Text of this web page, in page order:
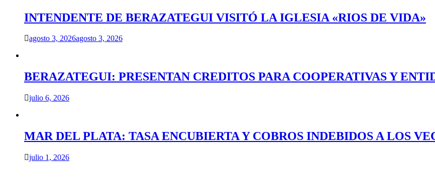
INTENDENTE DE BERAZATEGUI VISITÓ LA IGLESIA «RIOS DE VIDA»
agosto 3, 2026agosto 3, 2026
BERAZATEGUI: PRESENTAN CREDITOS PARA COOPERATIVAS Y
julio 6, 2026
MAR DEL PLATA: TASA ENCUBIERTA Y COBROS INDEBIDOS A LOS
julio 1, 2026